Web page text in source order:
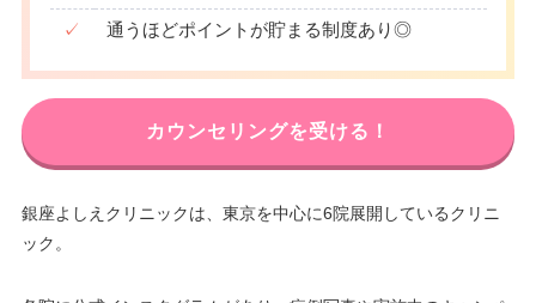
✓ 通うほどポイントが貯まる制度あり◎
カウンセリングを受ける！
銀座よしえクリニックは、東京を中心に6院展開しているクリニ
ック。